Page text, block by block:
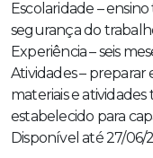
Escolaridade –
segurança do
Experiência – seis
Atividades –
materiais e
estabelecido para
Disponível até 27/